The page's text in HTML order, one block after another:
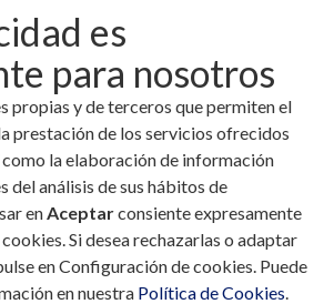
es
para nosotros
propias y de terceros que permiten el
prestación de los servicios ofrecidos
como la elaboración de información
del análisis de sus hábitos de
enAceptarconsiente expresamente
Si desea rechazarlas o adaptar
en Configuración de cookies. Puede
en nuestra Política de Cookies.
dos caras de la discriminación
diabetes en la empresa
de discriminación por diabetes en la
Javier Sanhonorato Vázquez
Presidente Addeisa. Integrante del
de Educación Terapéutica SED